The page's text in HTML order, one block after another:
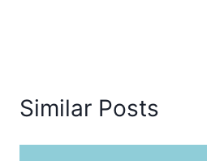
Similar Posts